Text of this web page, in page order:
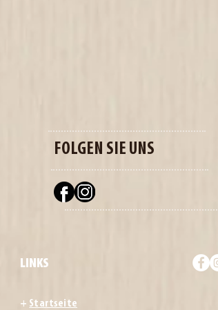
FOLGEN SIE UNS
LINKS
+ Startseite